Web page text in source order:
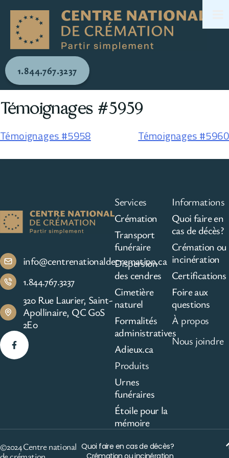
1.844.767.3237
Témoignages #5959
Témoignages #5958 Témoignages #5960
info@centrenationaldecremation.ca
1.844.767.3237
320 Rue Laurier, Saint-
Apollinaire, QC G0S
2E0
Services
Crémation
Transport
funéraire
Dispersion
des cendres
Cimetière
naturel
Formalités
administratives
Adieux.ca
Produits
Urnes
funéraires
Étoile pour la
mémoire
Informations
Quoi faire en
cas de décès?
Crémation ou
incinération
Certifications
Foire aux
questions
À propos
Nous joindre
©2024 Centre national Quoi faire en cas de décès?
Crémation ou incinération